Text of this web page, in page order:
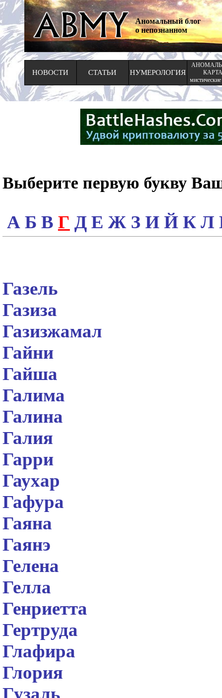
Аномальный блог
о непознанном
НОВОСТИ СТАТЬИ НУМЕРОЛОГИЯ
Выберите первую букву
А Б В Г Д Е Ж З И Й К Л
Газель
Газиза
Газизжамал
Гайни
Гайша
Галима
Галина
Галия
Гарри
Гаухар
Гафура
Гаяна
Гаянэ
Гелена
Гелла
Генриетта
Гертруда
Глафира
Глория
Гузаль